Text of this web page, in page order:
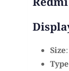
Size
Type